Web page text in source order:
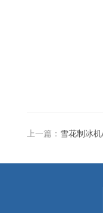
上一篇： 雪花制冰